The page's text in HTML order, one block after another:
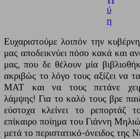
ύ
η
Ευχαριστούμε λοιπόν την
μας αποδεικνύει πόσο κακά και
μας, που δε θέλουν μία
ακριβώς το λόγο τους αξίζει να
ΜΑΤ και να τους πετάνε
λάμψης! Για το καλό τους βρε
εύστοχα κλείνει το
επίκαιρο ποίημα του Γιάννη
μετά το περιστατικό-όνειδος της